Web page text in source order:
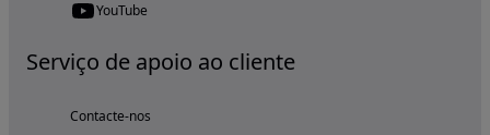
YouTube
Serviço de apoio ao cliente
Contacte-nos